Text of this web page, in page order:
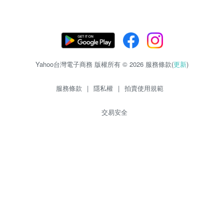
Yahoo台灣電子商務 版權所有 © 2026 服務條款(更新)
服務條款 | 隱私權 | 拍賣使用規範
交易安全